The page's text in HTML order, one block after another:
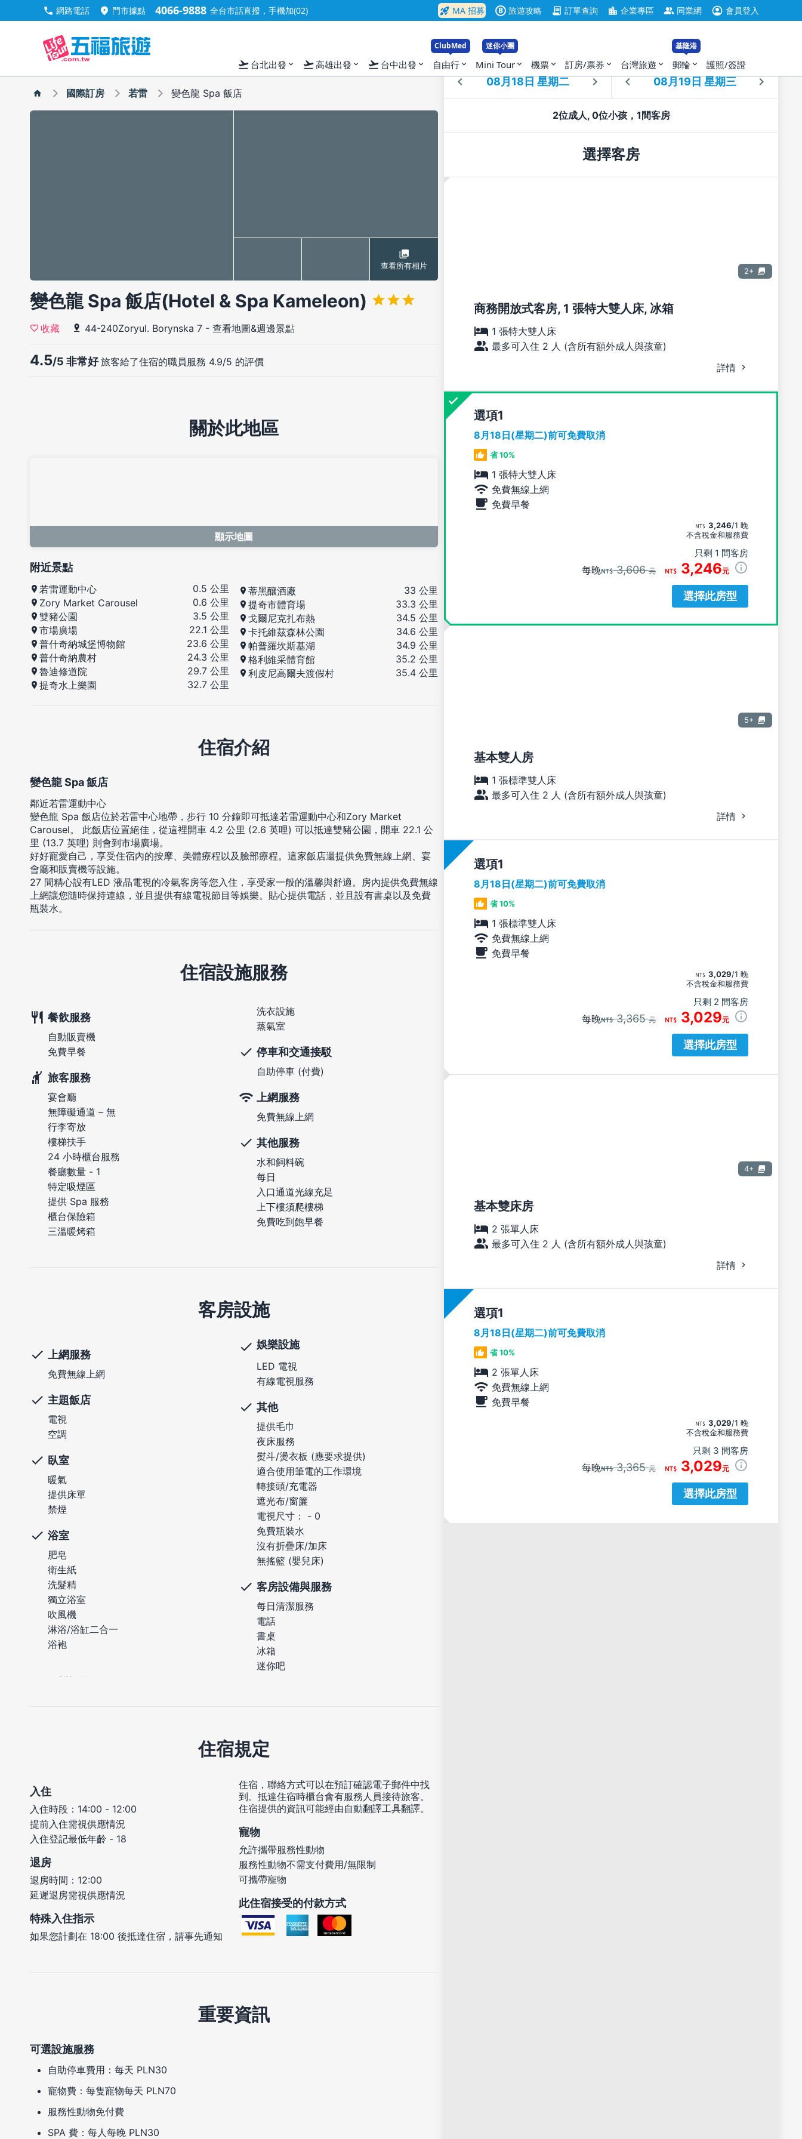
call 網路電話 location_on 門市據點 4066-9888 全台市話直撥，手機加(02) rocket_launch MA 招募 B 旅遊攻略 contract 訂單查詢 location_city 企業專區 group 同業網 account_circle 會員登入
flight_takeoff 台北出發 expand_more flight_takeoff高雄出發 expand_more flight_takeoff 台中出發 expand_more
ClubMed
自由行 expand_more
迷你小團
Mini Tour expand_more 機票 expand_more 訂房/票券 expand_more 台灣旅遊 expand_more
基隆港
郵輪 expand_more 護照/簽證
國際訂房 若雷 變色龍 Spa 飯店
查看所有相片
變色龍 Spa 飯店(Hotel & Spa Kameleon)
收藏 44-240Zoryul. Borynska 7 - 查看地圖&週邊景點
4.5/5 非常好旅客給了住宿的職員服務 4.9/5 的評價
入住 退房
2位成人, 0位小孩，1間客房
選擇客房
2+
商務開放式客房, 1 張特大雙人床, 冰箱
1 張特大雙人床
最多可入住 2 人 (含所有額外成人與孩童)
詳情
選項
8月18日(星期二)前可免費取消
省 10%
1 張特大雙人床
免費無線上網
免費早餐
3,246/1 晚
不含稅金和服務費
只剩 1 間客房
每晚 3,606元 3,246元
選擇此房型
5+
基本雙人房
1 張標準雙人床
最多可入住 2 人 (含所有額外成人與孩童)
詳情
選項
8月18日(星期二)前可免費取消
省 10%
1 張標準雙人床
免費無線上網
免費早餐
3,029/1 晚
不含稅金和服務費
只剩 2 間客房
每晚 3,365元 3,029元
選擇此房型
4+
基本雙床房
2 張單人床
最多可入住 2 人 (含所有額外成人與孩童)
詳情
選項
8月18日(星期二)前可免費取消
省 10%
2 張單人床
免費無線上網
免費早餐
3,029/1 晚
不含稅金和服務費
只剩 3 間客房
每晚 3,365元 3,029元
選擇此房型
關於此地區
顯示地圖
附近景點
若雷運動中心
0.5 公里
Zory Market Carousel
0.6 公里
雙豬公園
3.5 公里
市場廣場
22.1 公里
普什奇納城堡博物館
23.6 公里
普什奇納農村
24.3 公里
魯迪修道院
29.7 公里
提奇水上樂園
32.7 公里
蒂黑釀酒廠
33 公里
提奇市體育場
33.3 公里
戈爾尼克扎布熱
34.5 公里
卡托維茲森林公園
34.6 公里
帕普羅坎斯基湖
34.9 公里
格利維采體育館
35.2 公里
利皮尼高爾夫渡假村
35.4 公里
住宿介紹
變色龍 Spa 飯店
鄰近若雷運動中心
變色龍 Spa 飯店位於若雷中心地帶，步行 10 分鐘即可抵達若雷運動中心和Zory Market
Carousel。 此飯店位置絕佳，從這裡開車 4.2 公里 (2.6 英哩) 可以抵達雙豬公園，開車 22.1 公
里 (13.7 英哩) 則會到市場廣場。
好好寵愛自己，享受住宿內的按摩、美體療程以及臉部療程。這家飯店還提供免費無線上網、宴
會廳和販賣機等設施。
27 間精心設有LED 液晶電視的冷氣客房等您入住，享受家一般的溫馨與舒適。房內提供免費無線
上網讓您隨時保持連線，並且提供有線電視節目等娛樂。貼心提供電話，並且設有書桌以及免費
瓶裝水。
住宿設施服務
餐飲服務
自動販賣機
免費早餐
旅客服務
宴會廳
無障礙通道 – 無
行李寄放
樓梯扶手
24 小時櫃台服務
餐廳數量 - 1
特定吸煙區
提供 Spa 服務
櫃台保險箱
三溫暖烤箱
洗衣設施
蒸氣室
停車和交通接駁
自助停車 (付費)
上網服務
免費無線上網
其他服務
水和飼料碗
每日
入口通道光線充足
上下樓須爬樓梯
免費吃到飽早餐
客房設施
上網服務
免費無線上網
主題飯店
電視
空調
臥室
暖氣
提供床單
禁煙
浴室
肥皂
衛生紙
洗髮精
獨立浴室
吹風機
淋浴/浴缸二合一
浴袍
娛樂設施
LED 電視
有線電視服務
其他
提供毛巾
夜床服務
熨斗/燙衣板 (應要求提供)
適合使用筆電的工作環境
轉接頭/充電器
遮光布/窗簾
電視尺寸： - 0
免費瓶裝水
沒有折疊床/加床
無搖籃 (嬰兒床)
客房設備與服務
每日清潔服務
電話
書桌
冰箱
迷你吧
住宿規定
入住
入住時段：14:00 - 12:00
提前入住需視供應情況
入住登記最低年齡 - 18
退房
退房時間：12:00
延遲退房需視供應情況
特殊入住指示
如果您計劃在 18:00 後抵達住宿，請事先通知
住宿，聯絡方式可以在預訂確認電子郵件中找
到。抵達住宿時櫃台會有服務人員接待旅客。
住宿提供的資訊可能經由自動翻譯工具翻譯。
寵物
允許攜帶服務性動物
服務性動物不需支付費用/無限制
可攜帶寵物
此住宿接受的付款方式
重要資訊
可選設施服務
自助停車費用：每天 PLN30
寵物費：每隻寵物每天 PLN70
服務性動物免付費
SPA 費：每人每晚 PLN30